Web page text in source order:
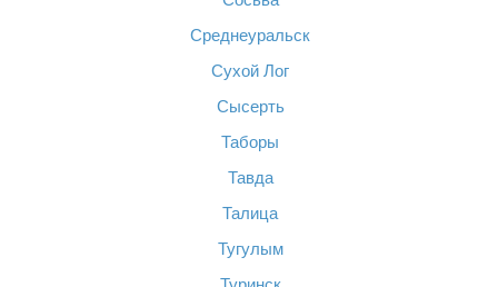
Среднеуральск
Сухой Лог
Сысерть
Таборы
Тавда
Талица
Тугулым